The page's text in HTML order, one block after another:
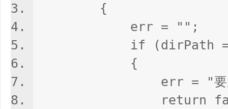
{
err = "";
if (dirPath ==
{
err = "要压缩的文
return